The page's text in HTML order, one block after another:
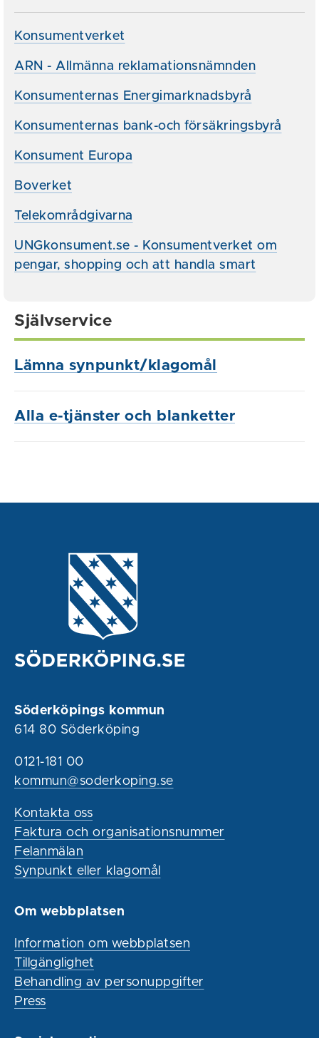
Konsumentverket
ARN - Allmänna reklamationsnämnden
Konsumenternas Energimarknadsbyrå
Konsumenternas bank-och försäkringsbyrå
Konsument Europa
Boverket
Telekområdgivarna
UNGkonsument.se - Konsumentverket om
pengar, shopping och att handla smart
Självservice
Lämna synpunkt/klagomål
Alla e-tjänster och blanketter
Söderköpings kommun
614 80 Söderköping
0121-181 00
kommun@soderkoping.se
Kontakta oss
Faktura och organisationsnummer
Felanmälan
Synpunkt eller klagomål
Om webbplatsen
Information om webbplatsen
Tillgänglighet
Behandling av personuppgifter
Press